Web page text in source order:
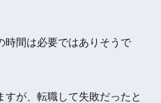
時間は必要ではありそうで
が、転職して失敗だったと